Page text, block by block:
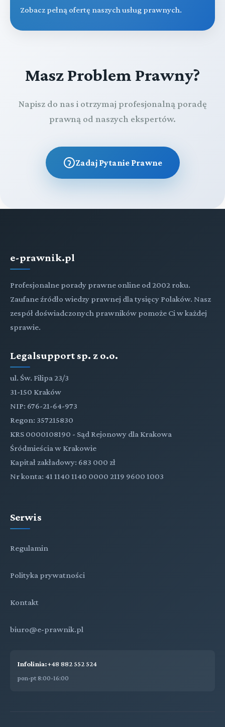
Zobacz pełną ofertę naszych usług prawnych.
Masz Problem Prawny?
Napisz do nas i otrzymaj profesjonalną poradę
prawną od naszych ekspertów.
Zadaj Pytanie Prawne
e-prawnik.pl
Profesjonalne porady prawne online od 2002 roku.
Zaufane źródło wiedzy prawnej dla tysięcy Polaków. Nasz
zespół doświadczonych prawników pomoże Ci w każdej
sprawie.
Legalsupport sp. z o.o.
ul. Św. Filipa 23/3
31-150 Kraków
NIP: 676-21-64-973
Regon: 357215830
KRS 0000108190 - Sąd Rejonowy dla Krakowa
Śródmieścia w Krakowie
Kapitał zakładowy: 683 000 zł
Nr konta: 41 1140 1140 0000 2119 9600 1003
Serwis
Regulamin
Polityka prywatności
Kontakt
biuro@e-prawnik.pl
Infolinia:+48 882 552 524
pon-pt 8:00-16:00